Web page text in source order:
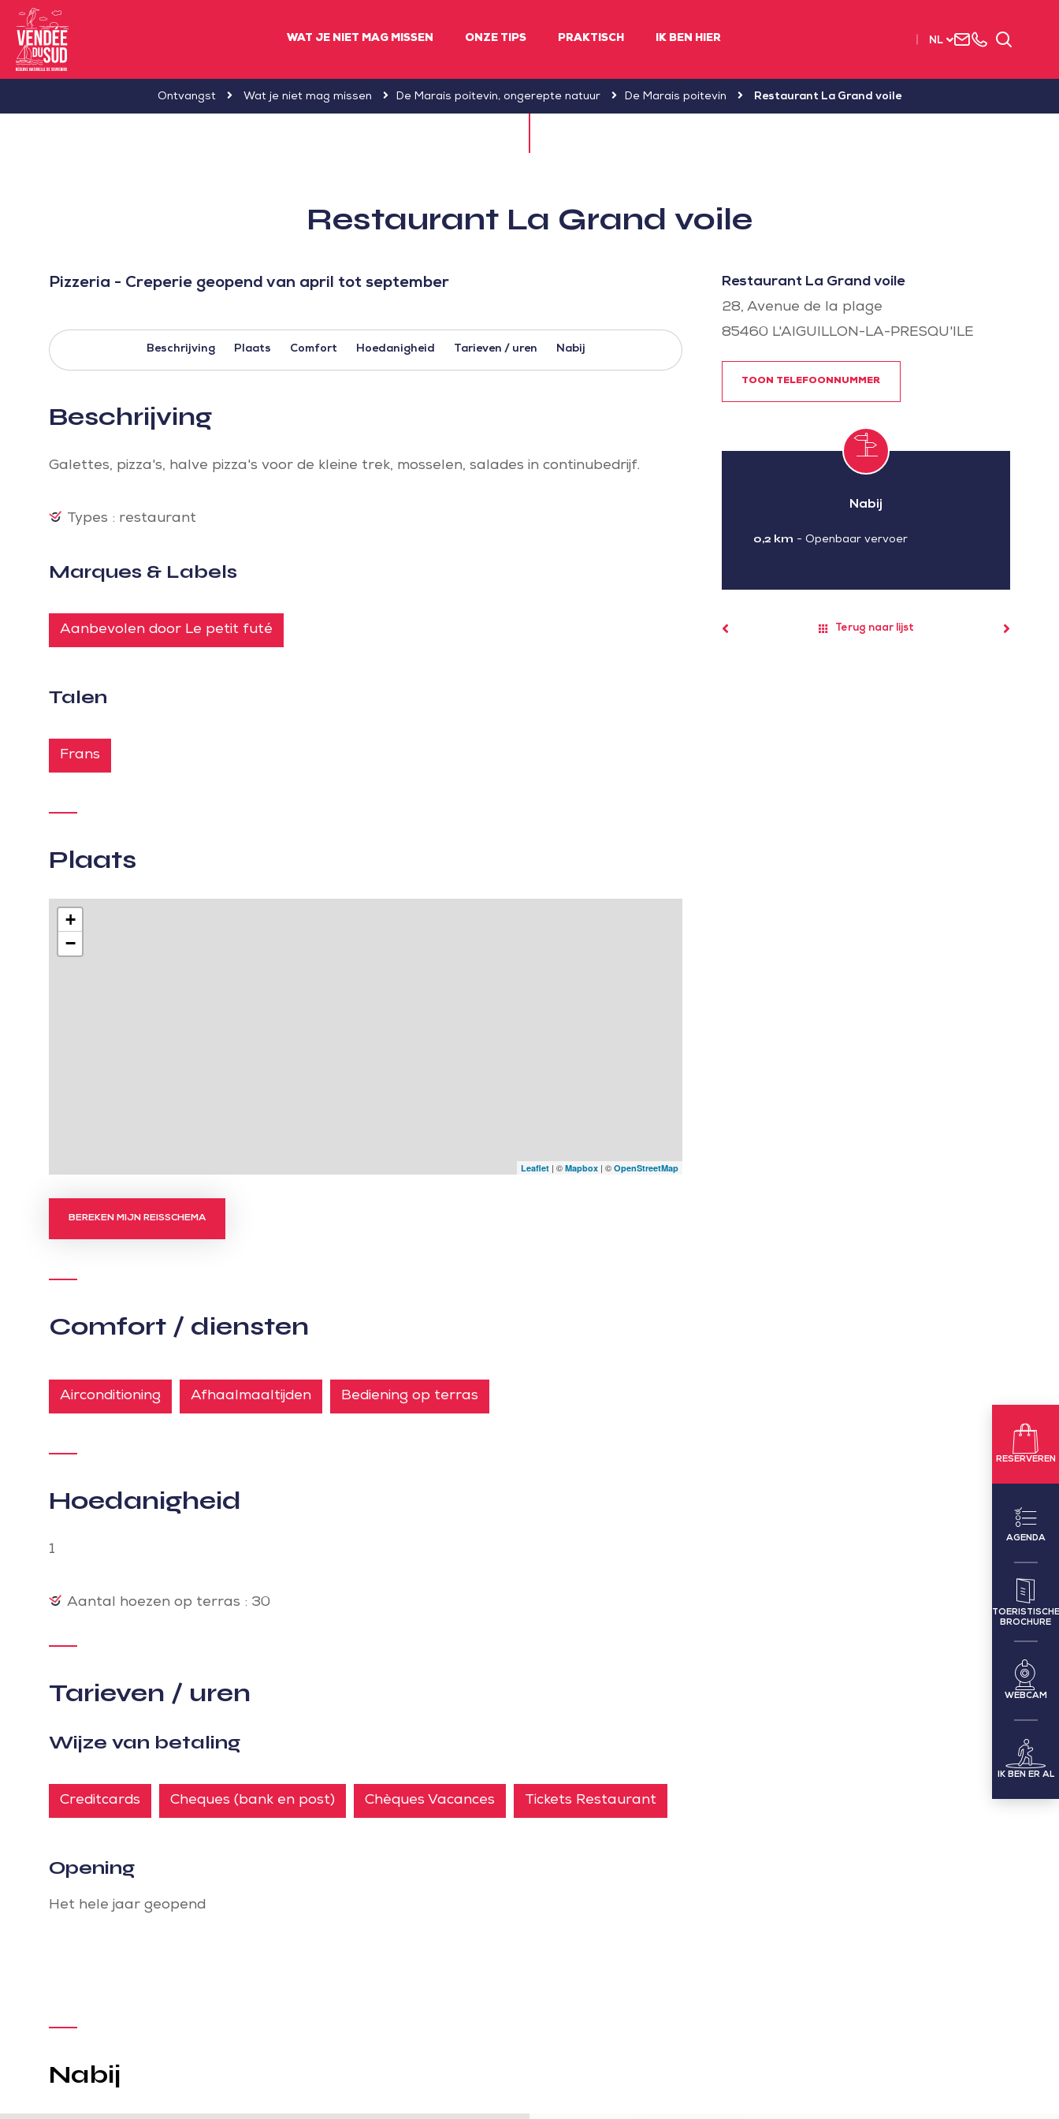
Sud
WAT JE NIET MAG MISSEN ONZE TIPS PRAKTISCH IK BEN HIER NL
Neem
003Zoeken
RESERVEREN
AGENDA
TOERISTISCHE
BROCHURE
WEBCAM
IK BEN ER AL
Ontvangst Wat je niet mag missen De Marais poitevin, ongerepte natuur De Marais poitevin Restaurant La Grand voile
Restaurant La Grand voile
Pizzeria - Creperie geopend van april tot september
Beschrijving Plaats Comfort Hoedanigheid Tarieven / uren Nabij
Beschrijving
Galettes, pizza's, halve pizza's voor de kleine trek, mosselen, salades in continubedrijf.
Types : restaurant
Marques & Labels
Aanbevolen door Le petit futé
Talen
Frans
Plaats
+
−
Leaflet | © Mapbox | © OpenStreetMap
BEREKEN MIJN REISSCHEMA
Comfort / diensten
Airconditioning Afhaalmaaltijden Bediening op terras
Hoedanigheid
1
Aantal hoezen op terras : 30
Tarieven / uren
Wijze van betaling
Creditcards Cheques (bank en post) Chèques Vacances Tickets Restaurant
Opening
Het hele jaar geopend
Restaurant La Grand voile
28, Avenue de la plage
85460 L'AIGUILLON-LA-PRESQU'ILE
TOON TELEFOONNUMMER
Nabij
0,2 km - Openbaar vervoer
Terug naar lijst
Nabij